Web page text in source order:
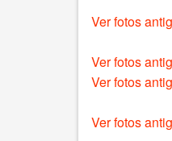
Ver fotos
Ver fotos
Ver fotos
Ver fotos